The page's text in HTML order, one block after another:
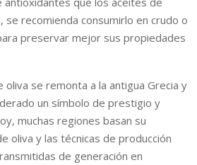
se recomienda consumirlo en crudo o
preservar mejor sus propiedades
oliva se remonta a la antigua Grecia y
un símbolo de prestigio y
muchas regiones basan su
oliva y las técnicas de producción
de generación en